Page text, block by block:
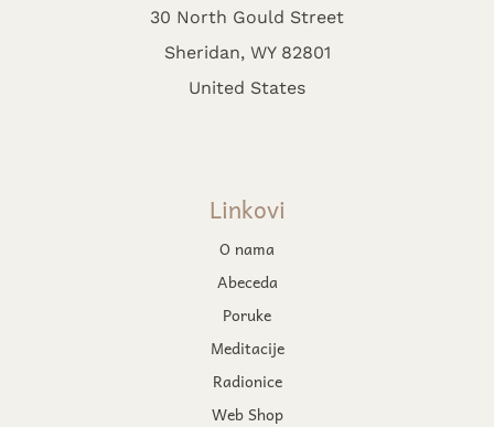
30 North Gould Street
Sheridan, WY 82801
United States
Linkovi
O nama
Abeceda
Poruke
Meditacije
Radionice
Web Shop